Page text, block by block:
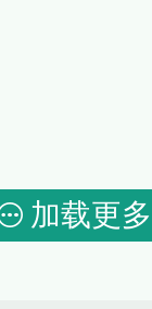
加载更多